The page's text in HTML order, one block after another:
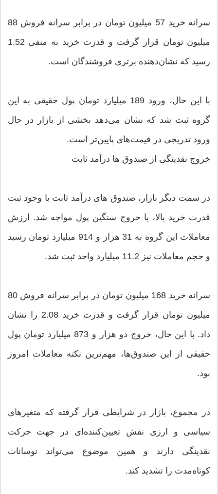
سرانه خرید 57 میلیون تومان در برابر سرانه فروش 88
میلیون تومان قرار گرفت و قدرت خرید به منفی 1.52
رسید که نشان‌دهنده برتری فروشندگان است.
با این حال، ورود 189 میلیارد تومان پول حقیقی به این
گروه ثبت شد که نشان می‌دهد بخشی از بازار در حال
ورود تدریجی در قیمت‌های پایین‌تر است.
خروج نقدینگی از صندوق ها درآمد ثابت
در سمت دیگر بازار، صندوق های درآمد ثابت با وجود ثبت
قدرت خرید بالا، با خروج سنگین پول مواجه شد. ارزش
معاملات این گروه به 31 هزار و 914 میلیارد تومان رسید
و حجم معاملات نیز 11.2 میلیارد واحد ثبت شد.
سرانه خرید 168 میلیون تومان در برابر سرانه فروش 80
میلیون تومان قرار گرفت و قدرت خرید 2.08 را نشان
داد. با این حال، خروج دو هزار و 873 میلیارد تومان پول
حقیقی از این صندوق‌ها، مهم‌ترین نکته معاملات امروز
بود.
در مجموع، بازار در شرایطی قرار گرفته که متغیرهای
سیاسی و ارزی نقش تعیین‌کننده‌ای در جهت حرکت
نقدینگی دارند و همین موضوع می‌تواند نوسانات
کوتاه‌مدت را تشدید کند.